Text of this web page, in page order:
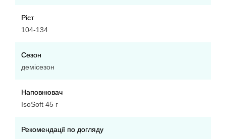
Ріст
104-134
Сезон
демісезон
Наповнювач
IsoSoft 45 г
Рекомендації по догляду